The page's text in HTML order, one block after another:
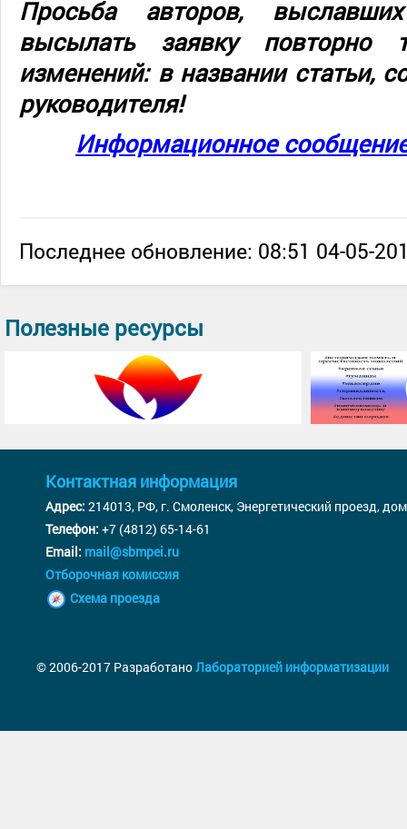
Просьба авторов,
высылать заявку повторно
изменений: в названии статьи,
руководителя!
Информационное
Последнее обновление: 08:51 04-05-
Полезные ресурсы
Контактная информация
Адрес: 214013, РФ, г. Смоленск, Энергетический проезд,
Телефон: +7 (4812) 65-14-61
Email: mail@sbmpei.ru
Отборочная комиссия
Схема проезда
© 2006-2017 РазработаноЛабораторией информатизации